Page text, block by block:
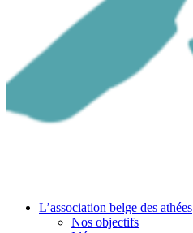
L’association belge des athées
Nos objectifs